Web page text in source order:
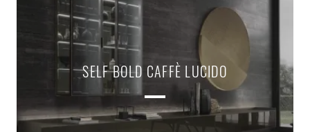
SELF BOLD CAFFÈ LUCIDO